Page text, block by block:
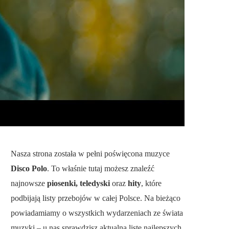
Nasza strona została w pełni poświęcona muzyce
Disco Polo. To właśnie tutaj możesz znaleźć
najnowsze piosenki, teledyski oraz hity, które
podbijają listy przebojów w całej Polsce. Na bieżąco
powiadamiamy o wszystkich wydarzeniach ze świata